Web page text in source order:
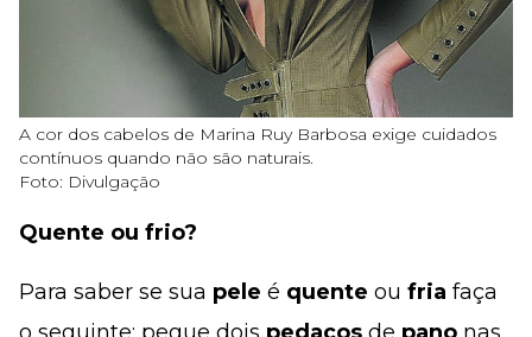
A cor dos cabelos de Marina Ruy Barbosa exige cuidados
contínuos quando não são naturais.
Foto: Divulgação
Quente ou frio?
Para saber se sua pele é quente ou fria faça